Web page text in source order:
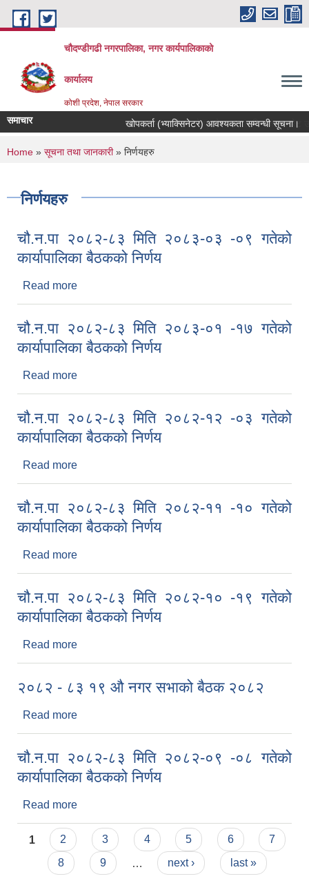
Skip to main content
चौदण्डीगढी नगरपालिका, नगर कार्यपालिकाको
कार्यालय
कोशी प्रदेश, नेपाल सरकार
समाचार खोपकर्ता (भ्याक्सिनेटर) आवश्यकता सम्वन्धी सूचना।
You are here
Home » सूचना तथा जानकारी» निर्णयहरु
निर्णयहरु
चौ.न.पा २०८२-८३ मिति २०८३-०३ -०९ गतेको
कार्यापालिका बैठकको निर्णय
Read more
चौ.न.पा २०८२-८३ मिति २०८३-०१ -१७ गतेको
कार्यापालिका बैठकको निर्णय
Read more
चौ.न.पा २०८२-८३ मिति २०८२-१२ -०३ गतेको
कार्यापालिका बैठकको निर्णय
Read more
चौ.न.पा २०८२-८३ मिति २०८२-११ -१० गतेको
कार्यापालिका बैठकको निर्णय
Read more
चौ.न.पा २०८२-८३ मिति २०८२-१० -१९ गतेको
कार्यापालिका बैठकको निर्णय
Read more
२०८२ - ८३ १९ औ नगर सभाको बैठक २०८२
Read more
चौ.न.पा २०८२-८३ मिति २०८२-०९ -०८ गतेको
कार्यापालिका बैठकको निर्णय
Read more
Pages
1 2 3 4 5 6
7
8
9 next › last »